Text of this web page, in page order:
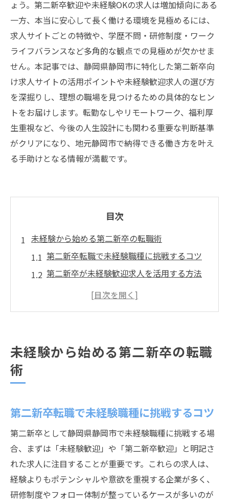
ょう。第二新卒歓迎や未経験OKの求人は増加傾向にある
一方、本当に安心して長く働ける環境を見極めるには、
求人サイトごとの特徴や、学歴不問・研修制度・ワーク
ライフバランスなど多角的な観点での見極めが欠かせま
せん。本記事では、静岡県静岡市に特化した第二新卒向
け求人サイトの活用ポイントや未経験歓迎求人の選び方
を深掘りし、理想の職場を見つけるための具体的なヒン
トをお届けします。転勤なしやリモートワーク、福利厚
生重視など、今後の人生設計にも関わる重要な判断基準
がクリアになり、地元静岡市で納得できる働き方を叶え
る手助けとなる情報が満載です。
目次
未経験から始める第二新卒の転職術
第二新卒転職で未経験職種に挑戦するコツ
第二新卒が未経験歓迎求人を活用する方法
正社員として働く第二新卒の転職準備ポイ
静岡市で第二新卒に人気の求人の探し方
未経験OKの第二新卒向け求人を見極める視
第二新卒歓迎求人の最新トレンドを知る方
法
静岡市で正社員求人を探す際の注意点
第二新卒が地元企業に注目する理由とは
未経験から始める第二新卒の転職
術
第二新卒転職で未経験職種に挑戦するコツ
第二新卒として静岡県静岡市で未経験職種に挑戦する場
合、まずは「未経験歓迎」や「第二新卒歓迎」と明記さ
れた求人に注目することが重要です。これらの求人は、
経験よりもポテンシャルや意欲を重視する企業が多く、
研修制度やフォロー体制が整っているケースが多いのが